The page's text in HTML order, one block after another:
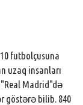
futbolçusuna
uzaq insanları
Madrid"də
göstərə bilib. 840